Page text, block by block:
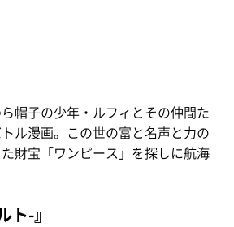
帽子の少年・ルフィとその仲間た
ル漫画。この世の富と名声と力の
財宝「ワンピース」を探しに航海
ト-』